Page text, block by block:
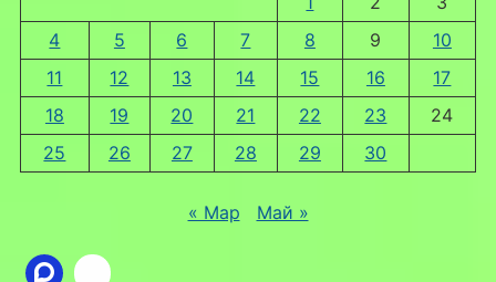
4
5 6 7 8 9
10
11
12 13 14 15 16
17
18
19 20 21 22 23
24
25
26 27 28 29 30
« Мар Май »